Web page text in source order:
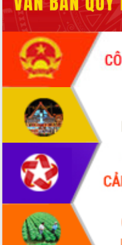
món ăn từ sầu riêng
Đắk Lắk công bố Quy hoạch và xúc
tiến đầu tư tỉnh
Ngành cá ngừ Đắk Lắk chủ động thích
ứng để giữ vững thị trường xuất khẩu
Diễn đàn Kinh tế tư nhân Việt Nam đột
phá cơ chế - Hợp tác công tư
Đề án 06 tạo bước ngoặt đột phá trong
cải cách hành chính tỉnh Đắk Lắk
Kết nối tour, đẩy mạnh chuyển đổi số
để phát triển du lịch Đắk Lắk
Khởi động Dự án Đầu tư xây dựng hạ
tầng kỹ thuật Cụm công nghiệp Tân
Tiến
Gặp mặt các cơ quan báo chí nhân Kỷ
niệm 101 năm Ngày Báo chí Cách
mạng Việt Nam
Đắk Lắk sơ kết 4 năm triển khai thực
hiện Đề án 06 của Chính phủ